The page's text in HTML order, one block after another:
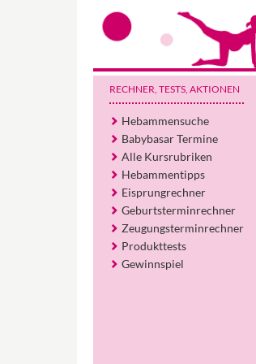
RECHNER, TESTS, AKTIONEN
Hebammensuche
Babybasar Termine
Alle Kursrubriken
Hebammentipps
Eisprungrechner
Geburtsterminrechner
Zeugungsterminrechner
Produkttests
Gewinnspiel